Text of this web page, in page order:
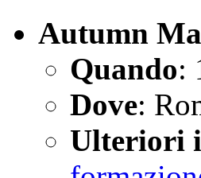
Autumn
Quando:
Dove:
Ulteriori